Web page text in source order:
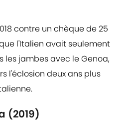
contre un chèque de 25
l'Italien avait seulement
les jambes avec le Genoa,
l'éclosion deux ans plus
(2019)